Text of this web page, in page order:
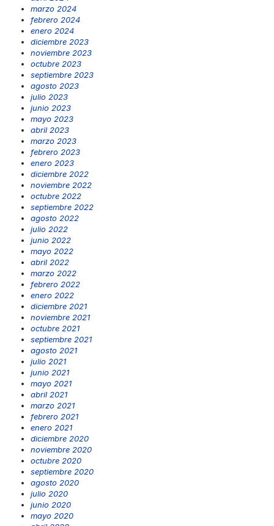
marzo 2024
febrero 2024
enero 2024
diciembre 2023
noviembre 2023
octubre 2023
septiembre 2023
agosto 2023
julio 2023
junio 2023
mayo 2023
abril 2023
marzo 2023
febrero 2023
enero 2023
diciembre 2022
noviembre 2022
octubre 2022
septiembre 2022
agosto 2022
julio 2022
junio 2022
mayo 2022
abril 2022
marzo 2022
febrero 2022
enero 2022
diciembre 2021
noviembre 2021
octubre 2021
septiembre 2021
agosto 2021
julio 2021
junio 2021
mayo 2021
abril 2021
marzo 2021
febrero 2021
enero 2021
diciembre 2020
noviembre 2020
octubre 2020
septiembre 2020
agosto 2020
julio 2020
junio 2020
mayo 2020